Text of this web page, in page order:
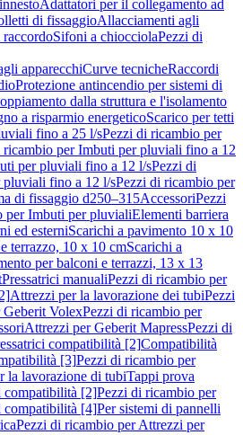
Adattatori per il collegamento ad
di fissaggioAllacciamenti agli
Sifoni a chiocciolaPezzi di
apparecchiCurve tecnicheRaccordi
Protezione antincendio per sistemi di
dalla struttura e l'isolamento
a risparmio energeticoScarico per tetti
fino a 25 l/sPezzi di ricambio per
ricambio per Imbuti per pluviali fino a 12
per pluviali fino a 12 l/sPezzi di
pluviali fino a 12 l/sPezzi di ricambio per
di fissaggio d250–315AccessoriPezzi
per Imbuti per pluvialiElementi barriera
ed esterniScarichi a pavimento 10 x 10
terrazzo, 10 x 10 cmScarichi a
per balconi e terrazzi, 13 x 13
Pressatrici manualiPezzi di ricambio per
Attrezzi per la lavorazione dei tubiPezzi
VolexPezzi di ricambio per
Attrezzi per Geberit MapressPezzi di
compatibilità [2]Compatibilità
[3]Pezzi di ricambio per
la lavorazione di tubiTappi prova
compatibilità [2]Pezzi di ricambio per
compatibilità [4]Per sistemi di pannelli
Pezzi di ricambio per Attrezzi per